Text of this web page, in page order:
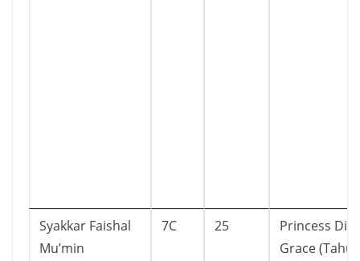
Syakkar Faishal
Mu’min
7C 25
Princess Dis
Grace